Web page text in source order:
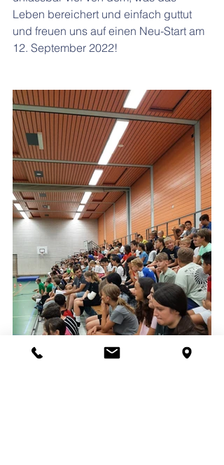
Leben bereichert und einfach guttut
und freuen uns auf einen Neu-Start am
12. September 2022!